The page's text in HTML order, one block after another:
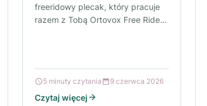
freeridowy plecak, który pracuje
razem z Tobą Ortovox Free Rider
5 minuty czytania 9 czerwca 2026
Czytaj więcej